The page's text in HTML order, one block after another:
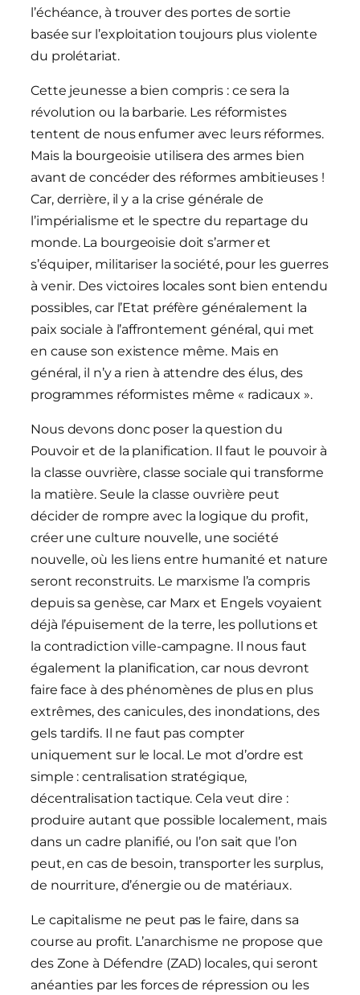
l’échéance, à trouver des portes de sortie
basée sur l’exploitation toujours plus violente
du prolétariat.
Cette jeunesse a bien compris : ce sera la
révolution ou la barbarie. Les réformistes
tentent de nous enfumer avec leurs réformes.
Mais la bourgeoisie utilisera des armes bien
avant de concéder des réformes ambitieuses !
Car, derrière, il y a la crise générale de
l’impérialisme et le spectre du repartage du
monde. La bourgeoisie doit s’armer et
s’équiper, militariser la société, pour les guerres
à venir. Des victoires locales sont bien entendu
possibles, car l’Etat préfère généralement la
paix sociale à l’affrontement général, qui met
en cause son existence même. Mais en
général, il n’y a rien à attendre des élus, des
programmes réformistes même « radicaux ».
Nous devons donc poser la question du
Pouvoir et de la planification. Il faut le pouvoir à
la classe ouvrière, classe sociale qui transforme
la matière. Seule la classe ouvrière peut
décider de rompre avec la logique du profit,
créer une culture nouvelle, une société
nouvelle, où les liens entre humanité et nature
seront reconstruits. Le marxisme l’a compris
depuis sa genèse, car Marx et Engels voyaient
déjà l’épuisement de la terre, les pollutions et
la contradiction ville-campagne. Il nous faut
également la planification, car nous devront
faire face à des phénomènes de plus en plus
extrêmes, des canicules, des inondations, des
gels tardifs. Il ne faut pas compter
uniquement sur le local. Le mot d’ordre est
simple : centralisation stratégique,
décentralisation tactique. Cela veut dire :
produire autant que possible localement, mais
dans un cadre planifié, ou l’on sait que l’on
peut, en cas de besoin, transporter les surplus,
de nourriture, d’énergie ou de matériaux.
Le capitalisme ne peut pas le faire, dans sa
course au profit. L’anarchisme ne propose que
des Zone à Défendre (ZAD) locales, qui seront
anéanties par les forces de répression ou les